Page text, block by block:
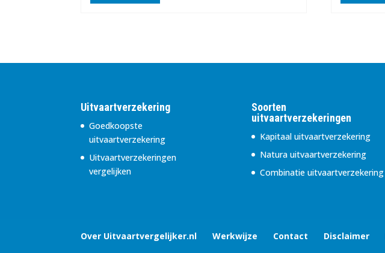
Uitvaartverzekering
Goedkoopste
uitvaartverzekering
Uitvaartverzekeringen
vergelijken
Soorten
uitvaartverzekeringen
Kapitaal uitvaartverzekering
Natura uitvaartverzekering
Combinatie uitvaartverzekering
Over Uitvaartvergelijker.nl Werkwijze Contact Disclaimer